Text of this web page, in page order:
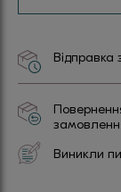
Відправка
Виникли